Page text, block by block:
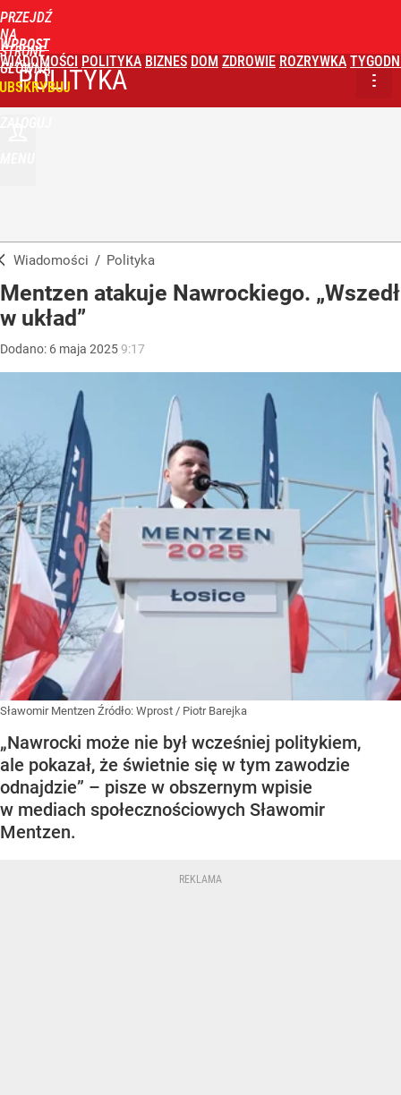
PRZEJDŹ
NA
STRONĘ
GŁÓWNĄ
WPROST
WIADOMOŚCI POLITYKA BIZNES DOM ZDROWIE ROZRYWKA
POLITYKA
Wiadomości / Polityka
Mentzen atakuje Nawrockiego. „Wszedł
w układ”
Dodano: 6 maja 20259:17
Sławomir Mentzen Źródło: Wprost / Piotr Barejka
„Nawrocki może nie był wcześniej politykiem,
ale pokazał, że świetnie się w tym zawodzie
odnajdzie” – pisze w obszernym wpisie
w mediach społecznościowych Sławomir
Mentzen.